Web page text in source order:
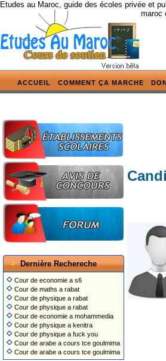
Etudes au Maroc, guide des écoles privée et
maroc
ACCUEIL COMMENT ÇA MARCHE
Dernière Rechereche
Cour de economie a s6
Cour de maths a rabat
Cour de physique a rabat
Cour de physique a rabat
Cour de economie a mohammedia
Cour de physique a kenitra
Cour de physique a fuck you
Cour de arabe a cours tce goulmima
Cour de arabe a cours tce goulmima